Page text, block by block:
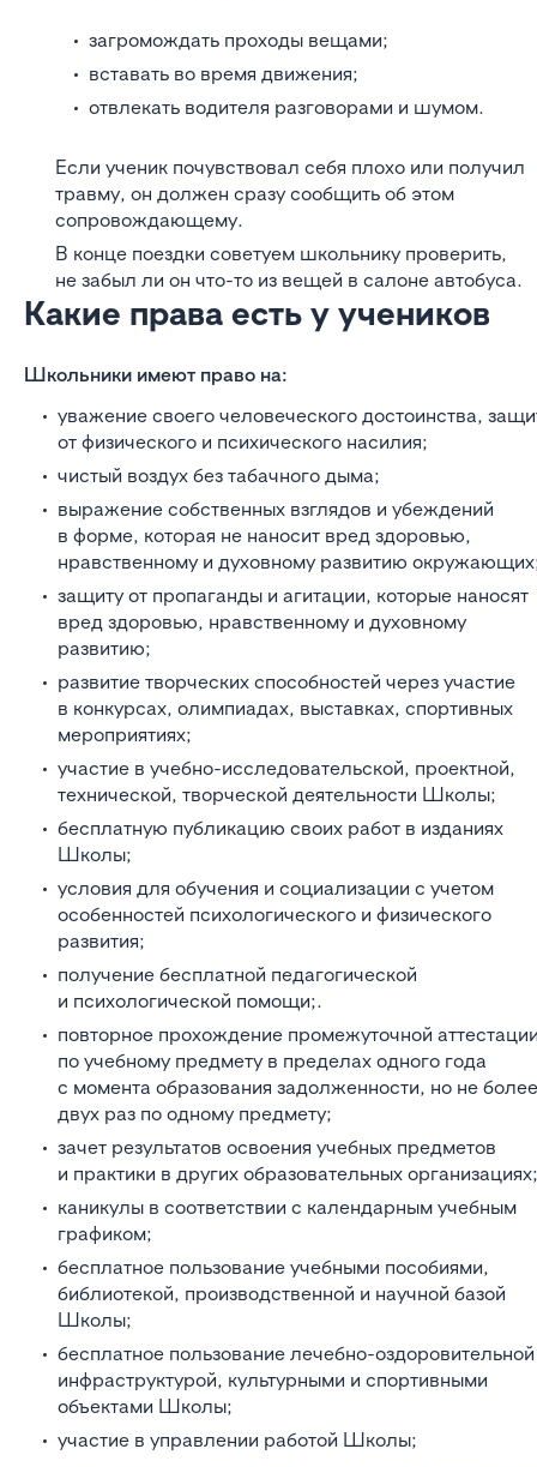
загромождать проходы вещами;
вставать во время движения;
отвлекать водителя разговорами и шумом.
Если ученик почувствовал себя плохо или получил
травму, он должен сразу сообщить об этом
сопровождающему.
В конце поездки советуем школьнику проверить,
не забыл ли он что-то из вещей в салоне автобуса.
Какие права есть у учеников
Школьники имеют право на:
уважение своего человеческого достоинства,
от физического и психического насилия;
чистый воздух без табачного дыма;
выражение собственных взглядов и убеждений
в форме, которая не наносит вред здоровью,
нравственному и духовному развитию
защиту от пропаганды и агитации, которые наносят
вред здоровью, нравственному и духовному
развитию;
развитие творческих способностей через участие
в конкурсах, олимпиадах, выставках, спортивных
мероприятиях;
участие в учебно-исследовательской, проектной,
технической, творческой деятельности Школы;
бесплатную публикацию своих работ в изданиях
Школы;
условия для обучения и социализации с учетом
особенностей психологического и физического
развития;
получение бесплатной педагогической
и психологической помощи;.
повторное прохождение промежуточной
по учебному предмету в пределах одного года
с момента образования задолженности, но не более
двух раз по одному предмету;
зачет результатов освоения учебных предметов
и практики в других образовательных организациях;
каникулы в соответствии с календарным учебным
графиком;
бесплатное пользование учебными пособиями,
библиотекой, производственной и научной базой
Школы;
бесплатное пользование лечебно-оздоровительной
инфраструктурой, культурными и спортивными
объектами Школы;
участие в управлении работой Школы;